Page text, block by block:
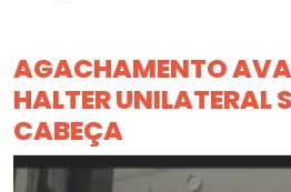
AGACHAMENTO
HALTER UNILATERAL
CABEÇA